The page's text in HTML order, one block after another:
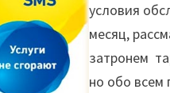
условия
месяц,
затронем
но обо всем